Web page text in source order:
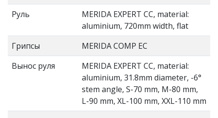
Руль
MERIDA EXPERT CC, material:
aluminium, 720mm width, flat
Грипсы
MERIDA COMP EC
Вынос руля
MERIDA EXPERT CC, material:
aluminium, 31.8mm diameter, -6°
stem angle, S-70 mm, M-80 mm,
L-90 mm, XL-100 mm, XXL-110 mm